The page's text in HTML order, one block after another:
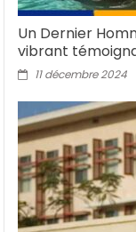
Un Dernier
vibrant
11 décembre 2024